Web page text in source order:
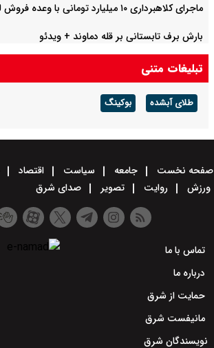
ماجرای کلاهبرداری ۱۰ میلیارد تومانی با وعده فروش لوازم خانگی ارزان
بارش برف تابستانی بر قله دماوند + ویدئو
تبلیغات متنی
طلای آبشده بوکینگ
صفحه نخست جامعه سیاست اقتصاد
ورزش
روایت تصویر صدای شرق
تماس با ما
درباره ما
حمایت از شرق
مانیفست شرق
نویسندگان شرق